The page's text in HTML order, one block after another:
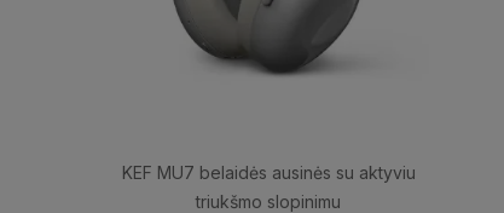
KEF MU7 belaidės ausinės su aktyviu
triukšmo slopinimu